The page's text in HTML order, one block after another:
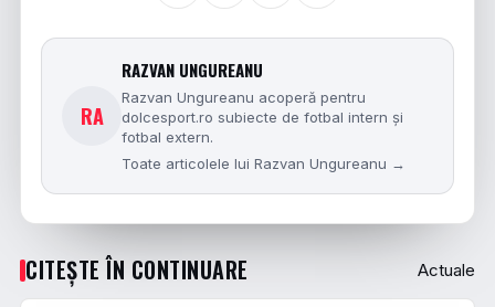
RA
RAZVAN UNGUREANU
Razvan Ungureanu acoperă pentru
dolcesport.ro subiecte de fotbal intern și
fotbal extern.
Toate articolele lui Razvan Ungureanu →
CITEȘTE ÎN CONTINUARE Actuale